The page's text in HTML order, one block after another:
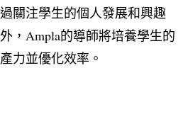
關注學生的個人發展和興趣
，Ampla的導師將培養學生的
力並優化效率。